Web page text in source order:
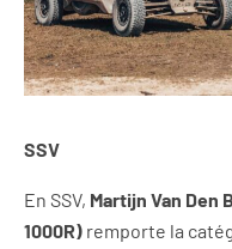
SSV
En SSV, Martijn Van Den
1000R) remporte la